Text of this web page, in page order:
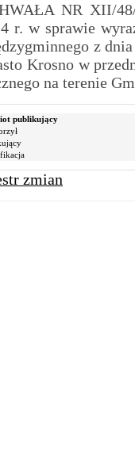
NR XII/
r. w sprawie
z
Krosno w
na terenie
publikujący
zmian